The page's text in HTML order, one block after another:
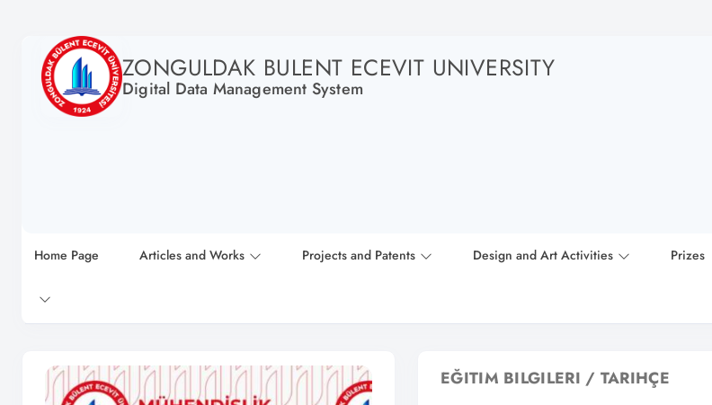
ZONGULDAK BULENT ECEVIT UNIVERSITY
Digital Data Management System
Home Page Articles and Works Projects and Patents Design and Art Activities Prizes
EĞITIM BILGILERI / TARIHÇE